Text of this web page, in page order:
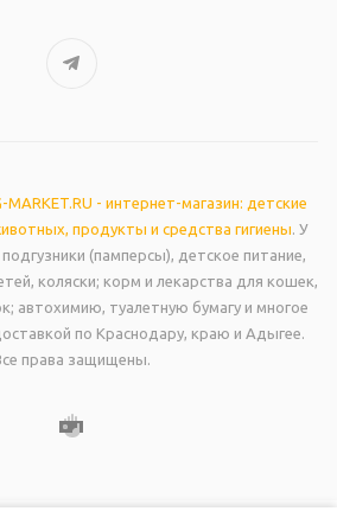
MARKET.RU - интернет-магазин: детские
продукты и средства гигиены. У
(памперсы), детское питание,
коляски; корм и лекарства для кошек,
автохимию, туалетную бумагу и многое
по Краснодару, краю и Адыгее.
права защищены.